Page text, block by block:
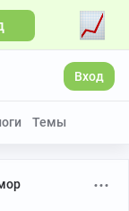
Вход
Темы
Больше видео